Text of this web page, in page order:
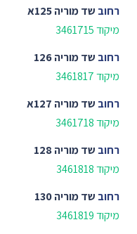
רחוב שד מוריה 125א
מיקוד 3461715
רחוב שד מוריה 126
מיקוד 3461817
רחוב שד מוריה 127א
מיקוד 3461718
רחוב שד מוריה 128
מיקוד 3461818
רחוב שד מוריה 130
מיקוד 3461819